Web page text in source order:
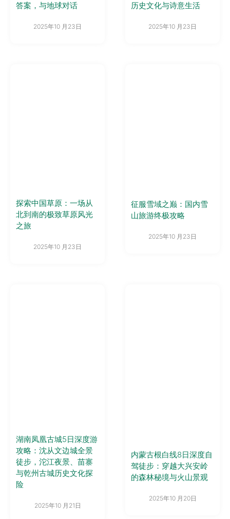
答案，与地球对话
2025年10 月23日
历史文化与诗意生活
2025年10 月23日
探索中国草原：一场从
北到南的极致草原风光
之旅
2025年10 月23日
征服雪域之巅：国内雪
山旅游终极攻略
2025年10 月23日
湖南凤凰古城5日深度游
攻略：沈从文边城全景
徒步，沱江夜景、苗寨
与乾州古城历史文化探
险
2025年10 月21日
内蒙古根白线8日深度自
驾徒步：穿越大兴安岭
的森林秘境与火山景观
2025年10 月20日